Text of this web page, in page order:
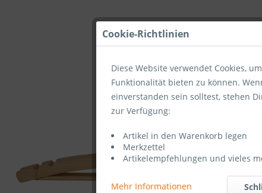
Cookie-Richtlinien
Diese Website verwendet Cookies,
Funktionalität bieten zu können.
einverstanden sein solltest, stehen
zur Verfügung:
Artikel in den Warenkorb legen
Merkzettel
Artikelempfehlungen und vieles
Mehr Informationen